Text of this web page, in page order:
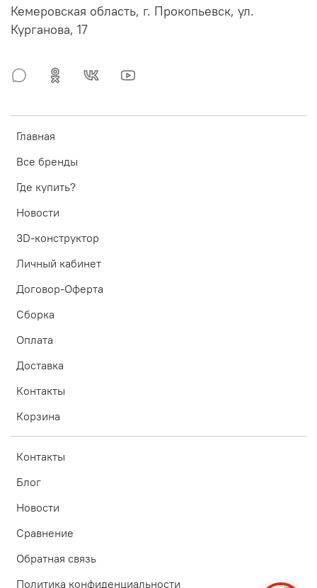
Главная
Все бренды
Где купить?
Новости
3D-конструктор
Личный кабинет
Договор-Оферта
Сборка
Оплата
Доставка
Контакты
Корзина
Контакты
Блог
Новости
Сравнение
Обратная связь
Политика конфиденциальности
Кемеровская область, г. Прокопьевск, ул.
Курганова, 17